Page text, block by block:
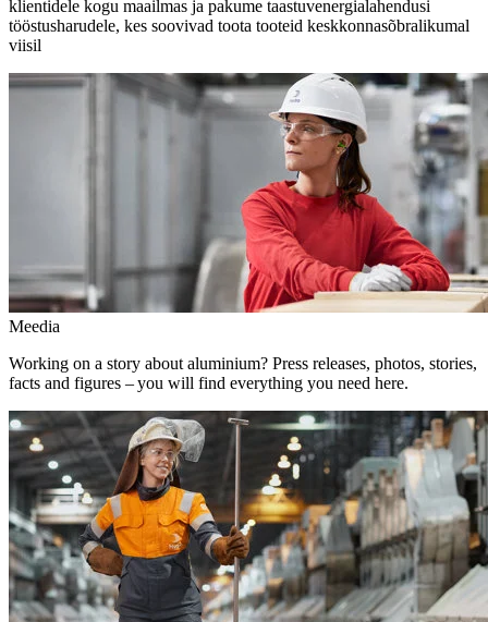
klientidele kogu maailmas ja pakume taastuvenergialahendusi
tööstusharudele, kes soovivad toota tooteid keskkonnasõbralikumal
viisil
Meedia
Working on a story about aluminium? Press releases, photos, stories,
facts and figures – you will find everything you need here.